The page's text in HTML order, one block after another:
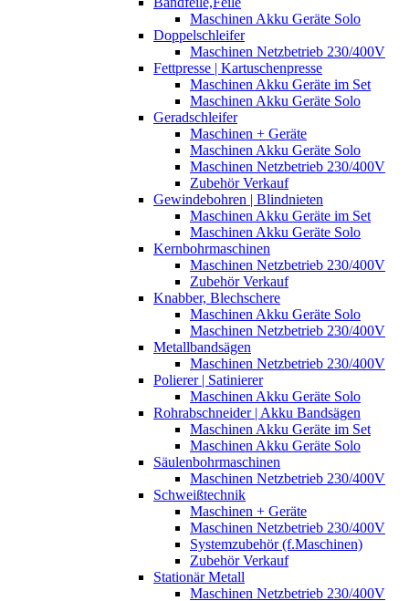
Maschinen Akku Geräte Solo
Doppelschleifer
Maschinen Netzbetrieb 230/400V
Fettpresse | Kartuschenpresse
Maschinen Akku Geräte im Set
Maschinen Akku Geräte Solo
Geradschleifer
Maschinen + Geräte
Maschinen Akku Geräte Solo
Maschinen Netzbetrieb 230/400V
Zubehör Verkauf
Gewindebohren | Blindnieten
Maschinen Akku Geräte im Set
Maschinen Akku Geräte Solo
Kernbohrmaschinen
Maschinen Netzbetrieb 230/400V
Zubehör Verkauf
Knabber, Blechschere
Maschinen Akku Geräte Solo
Maschinen Netzbetrieb 230/400V
Metallbandsägen
Maschinen Netzbetrieb 230/400V
Polierer | Satinierer
Maschinen Akku Geräte Solo
Rohrabschneider | Akku Bandsägen
Maschinen Akku Geräte im Set
Maschinen Akku Geräte Solo
Säulenbohrmaschinen
Maschinen Netzbetrieb 230/400V
Schweißtechnik
Maschinen + Geräte
Maschinen Netzbetrieb 230/400V
Systemzubehör (f.Maschinen)
Zubehör Verkauf
Stationär Metall
Maschinen Netzbetrieb 230/400V